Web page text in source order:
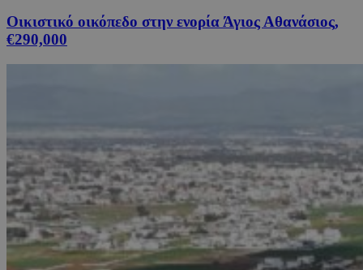
Οικιστικό οικόπεδο στην ενορία Άγιος Αθανάσιος,
€290,000